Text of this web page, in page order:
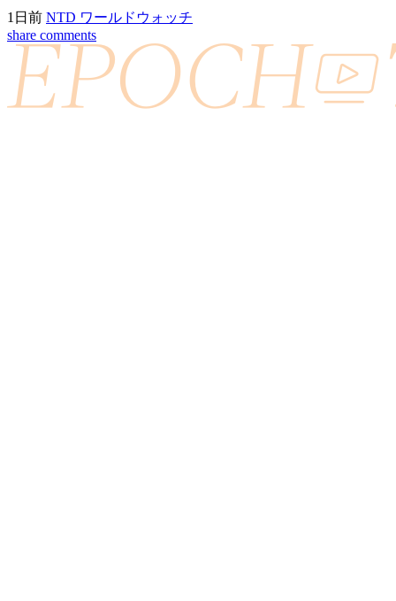
1日前 NTD ワールドウォッチ
share comments